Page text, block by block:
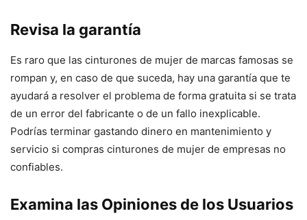
Revisa la garantía
Es raro que las cinturones de mujer de marcas famosas se
rompan y, en caso de que suceda, hay una garantía que te
ayudará a resolver el problema de forma gratuita si se trata
de un error del fabricante o de un fallo inexplicable.
Podrías terminar gastando dinero en mantenimiento y
servicio si compras cinturones de mujer de empresas no
confiables.
Examina las Opiniones de los Usuarios